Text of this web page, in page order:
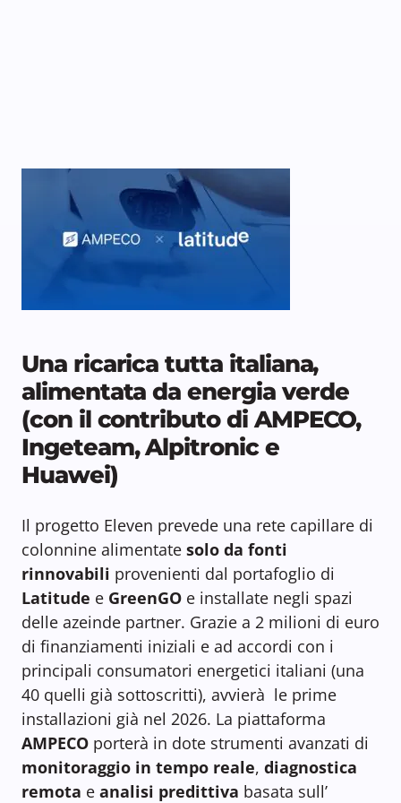
Una ricarica tutta italiana,
alimentata da energia verde
(con il contributo di AMPECO,
Ingeteam, Alpitronic e
Huawei)
Il progetto Eleven prevede una rete capillare di
colonnine alimentate solo da fonti
rinnovabili provenienti dal portafoglio di
Latitude e GreenGO e installate negli spazi
delle azeinde partner. Grazie a 2 milioni di euro
di finanziamenti iniziali e ad accordi con i
principali consumatori energetici italiani (una
40 quelli già sottoscritti), avvierà le prime
installazioni già nel 2026. La piattaforma
AMPECO porterà in dote strumenti avanzati di
monitoraggio in tempo reale, diagnostica
remota e analisi predittiva basata sull’